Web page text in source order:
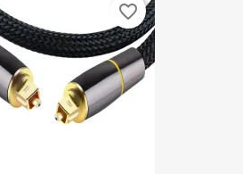
favorite_border